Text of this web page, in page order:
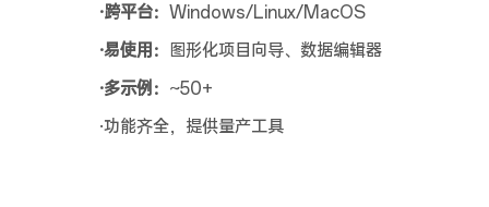
·跨平台： Windows/Linux/MacOS
·易使用：
图形化项目向导、数据编辑器
·多示例： ~50+
·功能齐全，提供量产工具